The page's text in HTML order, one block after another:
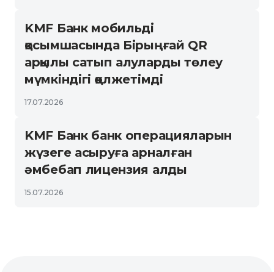
KMF Банк мобильді
қосымшасында Бірыңғай QR
арқылы сатып алуларды төлеу
мүмкіндігі қолжетімді
17.07.2026
KMF Банк банк операцияларын
жүзеге асыруға арналған
әмбебап лицензия алды
15.07.2026